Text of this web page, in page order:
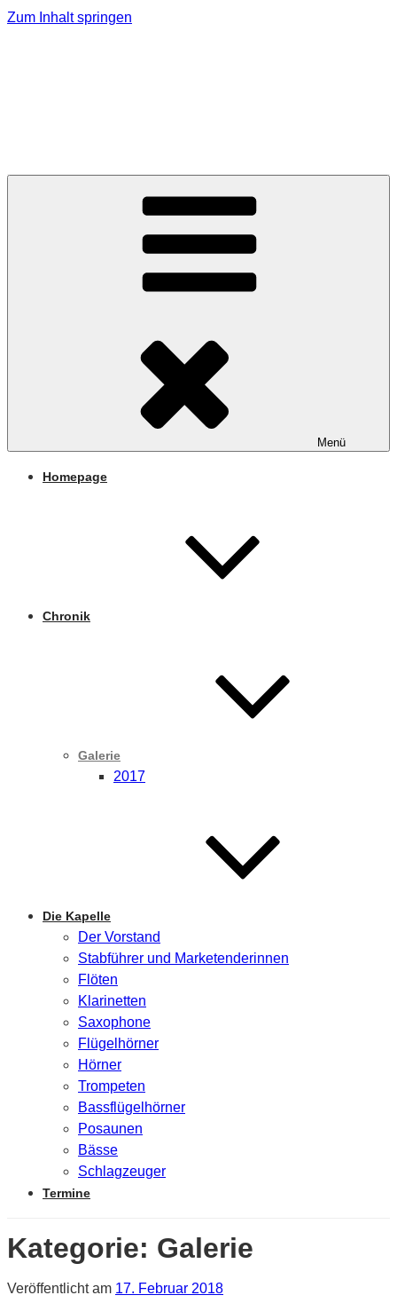
Zum Inhalt springen
Menü
Homepage
Chronik
Galerie
2017
Die Kapelle
Der Vorstand
Stabführer und Marketenderinnen
Flöten
Klarinetten
Saxophone
Flügelhörner
Hörner
Trompeten
Bassflügelhörner
Posaunen
Bässe
Schlagzeuger
Termine
Kategorie: Galerie
Veröffentlicht am 17. Februar 2018